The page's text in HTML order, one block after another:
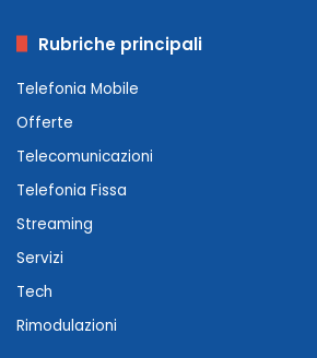
Rubriche principali
Telefonia Mobile
Offerte
Telecomunicazioni
Telefonia Fissa
Streaming
Servizi
Tech
Rimodulazioni